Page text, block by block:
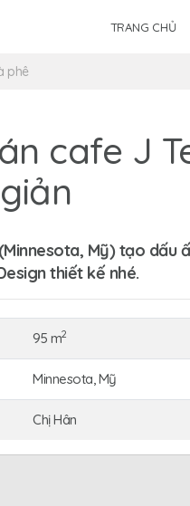
TRANG CHỦ
phê
cafe J
Mỹ) tạo dấu
thiết kế nhé.
95 m2
Minnesota, Mỹ
Chị Hân